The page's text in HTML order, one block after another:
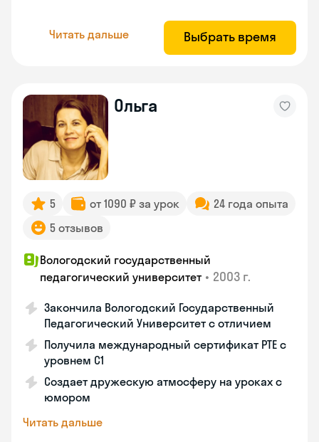
Читать дальше Выбрать время
Ольга
5 от 1090 ₽ за урок
24 года опыта
5 отзывов
Вологодский государственный
педагогический университет • 2003 г.
Закончила Вологодский Государственный
Педагогический Университет с отличием
Получила международный сертификат PTE с
уровнем C1
Создает дружескую атмосферу на уроках с
юмором
Читать дальше